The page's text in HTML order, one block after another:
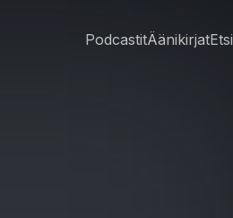
PodcastitÄänikirjatEtsi